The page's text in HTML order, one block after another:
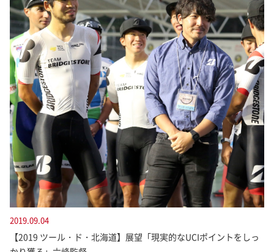
2019.09.04
【2019 ツール・ド・北海道】展望「現実的なUCIポイントをしっ